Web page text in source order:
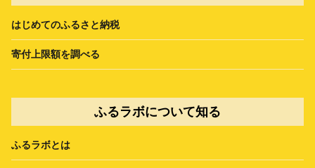
はじめてのふるさと納税
寄付上限額を調べる
ふるラボについて知る
ふるラボとは